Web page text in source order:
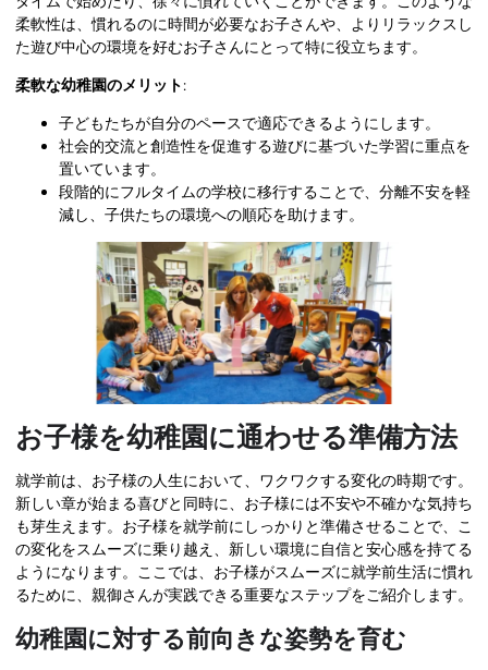
柔軟性は、慣れるのに時間が必要なお子さんや、よりリラックスし
た遊び中心の環境を好むお子さんにとって特に役立ちます。
柔軟な幼稚園のメリット:
子どもたちが自分のペースで適応できるようにします。
社会的交流と創造性を促進する遊びに基づいた学習に重点を
置いています。
段階的にフルタイムの学校に移行することで、分離不安を軽
減し、子供たちの環境への順応を助けます。
お子様を幼稚園に通わせる準備方法
就学前は、お子様の人生において、ワクワクする変化の時期です。
新しい章が始まる喜びと同時に、お子様には不安や不確かな気持ち
も芽生えます。お子様を就学前にしっかりと準備させることで、こ
の変化をスムーズに乗り越え、新しい環境に自信と安心感を持てる
ようになります。ここでは、お子様がスムーズに就学前生活に慣れ
るために、親御さんが実践できる重要なステップをご紹介します。
幼稚園に対する前向きな姿勢を育む